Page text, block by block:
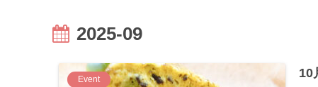
2025-09
Event 10